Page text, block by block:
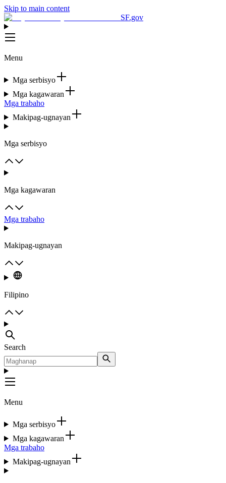
Skip to main content
SF.gov
Menu
Mga serbisyo
Mga kagawaran
Mga trabaho
Makipag-ugnayan
Mga serbisyo
Mga kagawaran
Mga trabaho
Makipag-ugnayan
Filipino
Search
Menu
Mga serbisyo
Mga kagawaran
Mga trabaho
Makipag-ugnayan